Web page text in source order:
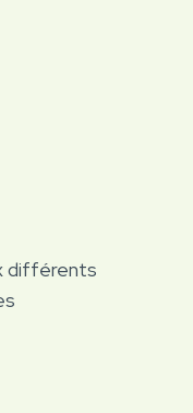
différents